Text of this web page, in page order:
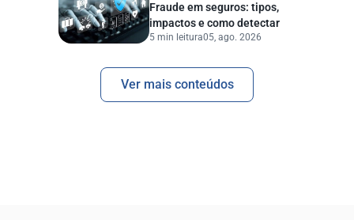
Fraude em seguros: tipos,
impactos e como detectar
5 min leitura05, ago. 2026
Ver mais conteúdos